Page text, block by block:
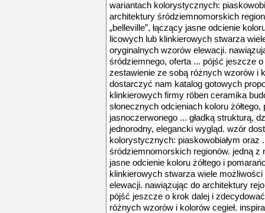
wariantach kolorystycznych:
architektury śródziemnomorskich
„belleville”, łączący jasne odcienie
licowych lub klinkierowych stwarza
oryginalnych wzorów elewacji.
śródziemnego, oferta ... pójść jeszcze
zestawienie ze sobą różnych wzorów i
dostarczyć nam katalog gotowych
klinkierowych firmy röben ceramika
słonecznych odcieniach koloru
jasnoczerwonego ... gładką strukturą,
jednorodny, elegancki wygląd. wzór
kolorystycznych: piaskowobiałym oraz
śródziemnomorskich regionów. jedną z
jasne odcienie koloru żółtego i
klinkierowych stwarza wiele
elewacji. nawiązując do architektury
pójść jeszcze o krok dalej i
różnych wzorów i kolorów cegieł.